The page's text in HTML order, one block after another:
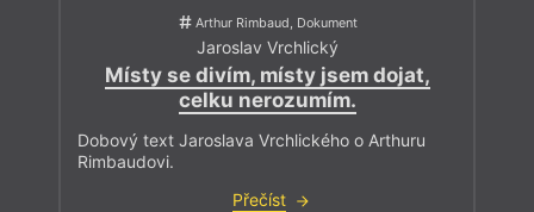
Arthur Rimbaud, Dokument
Jaroslav Vrchlický
Místy se divím, místy jsem dojat,
celku nerozumím.
Dobový text Jaroslava Vrchlického o Arthuru
Rimbaudovi.
Přečíst